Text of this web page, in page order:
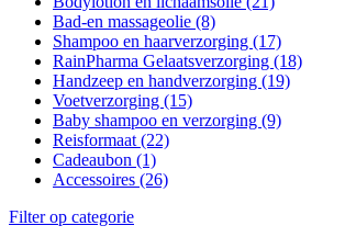
Bad-en massageolie (8)
Shampoo en haarverzorging (17)
RainPharma Gelaatsverzorging (18)
Handzeep en handverzorging (19)
Voetverzorging (15)
Baby shampoo en verzorging (9)
Reisformaat (22)
Cadeaubon (1)
Accessoires (26)
Filter op categorie